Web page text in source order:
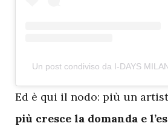
Un post condiviso da I-DAYS
Ed è qui il nodo: più un
più cresce la domanda e